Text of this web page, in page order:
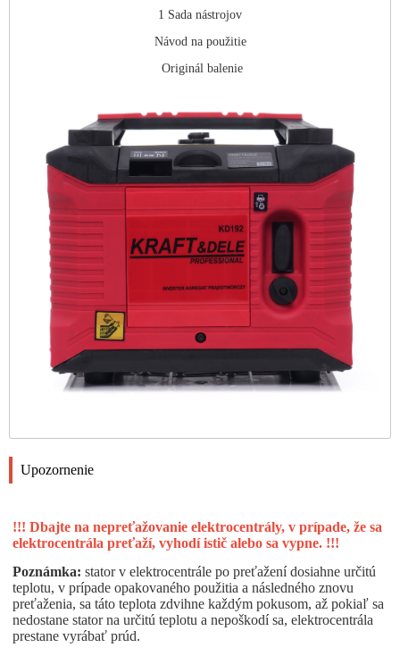
1 Sada nástrojov
Návod na použitie
Originál balenie
Upozornenie
!!! Dbajte na nepreťažovanie elektrocentrály, v prípade, že sa
elektrocentrála preťaží, vyhodí istič alebo sa vypne. !!!
Poznámka: stator v elektrocentrále po preťažení dosiahne určitú
teplotu, v prípade opakovaného použitia a následného znovu
preťaženia, sa táto teplota zdvihne každým pokusom, až pokiaľ sa
nedostane stator na určitú teplotu a nepoškodí sa, elektrocentrála
prestane vyrábať prúd.